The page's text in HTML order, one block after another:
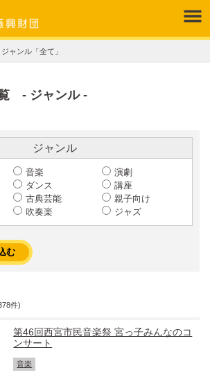
ャンル「全て」
- ジャンル -
ジャンル
音楽
演劇
ダンス
講座
古典芸能
親子向け
吹奏楽 ジャズ
件)
第46回西宮市民音楽祭 宮っ子みんなのコ
ンサート
音楽